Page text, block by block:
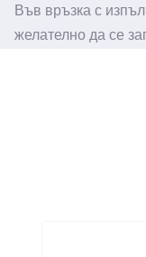
Във връзка с
желателно да се